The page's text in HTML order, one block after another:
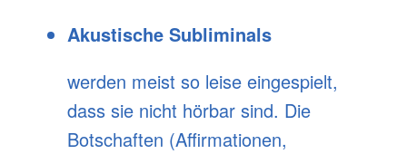
Akustische Subliminals
werden meist so leise eingespielt,
dass sie nicht hörbar sind. Die
Botschaften (Affirmationen,